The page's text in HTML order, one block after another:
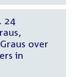
24
over
in